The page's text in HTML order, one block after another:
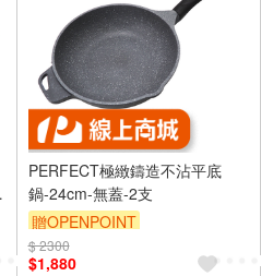
PERFECT極緻鑄造不沾平底
鍋-24cm-無蓋-2支
贈OPENPOINT
$ 2300
$1,880